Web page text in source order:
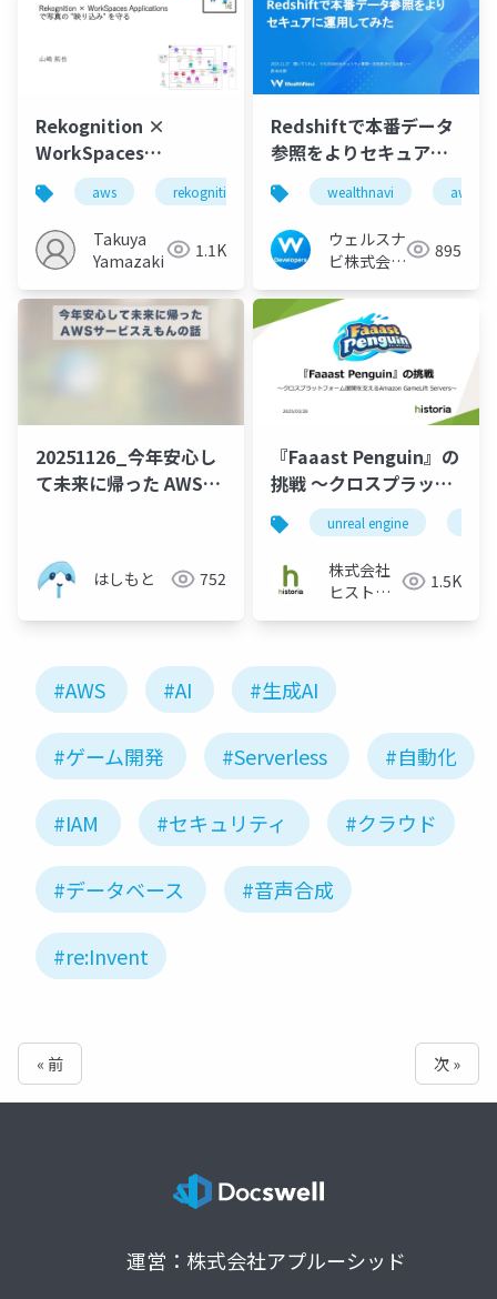
Rekognition ×
WorkSpaces
Applicationsで写真の
”映り込み” を守る
aws rekognition workspaces applications
Takuya
Yamazaki
1.1K
Redshiftで本番データ
参照をよりセキュアに
運用してみた
wealthnavi aws
ウェルスナ
ビ株式会社
ーム
895
20251126_今年安心し
て未来に帰った AWSサ
はしもと 752
『Faaast Penguin』の
挑戦 ～クロスプラット
フォーム展開を支える
Amazon GameLift
Servers～
unreal engine
株式会社
ヒストリ
1.5K
#AWS #AI #生成AI
#ゲーム開発 #Serverless #自動化
#IAM #セキュリティ #クラウド
#データベース #音声合成
#re:Invent
« 前 次 »
運営：株式会社アプルーシッド